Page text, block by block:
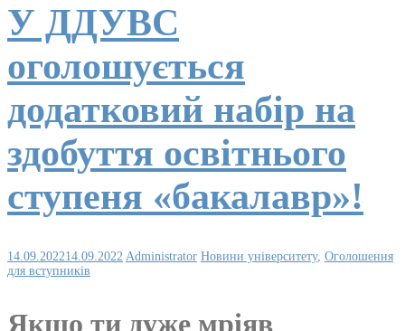
У ДДУВС
оголошується
додатковий набір на
здобуття освітнього
ступеня «бакалавр»!
14.09.202214.09.2022 Administrator Новини університету, Оголошення
для вступників
Якщо ти дуже мріяв